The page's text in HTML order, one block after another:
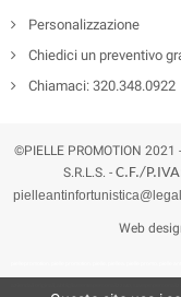
Personalizzazione
Chiedici un preventivo
Chiamaci: 320.348.0922
©PIELLE PROMOTION
S.R.L.S. - C.F./
Web